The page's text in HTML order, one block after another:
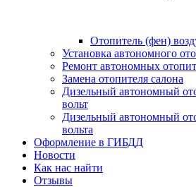
Отопитель (фен)
Установка автономного
Ремонт автономных
Замена отопителя салона
Дизельный автономный
вольт
Дизельный автономный
вольта
Оформление в ГИБДД
Новости
Как нас найти
Отзывы